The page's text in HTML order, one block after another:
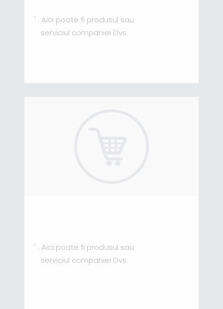
' . Aici poate fi produsul sau
serviciul companiei Dvs.
' . Aici poate fi produsul sau
serviciul companiei Dvs.